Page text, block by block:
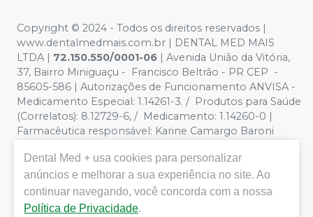
Copyright © 2024 - Todos os direitos reservados |
www.dentalmedmais.com.br | DENTAL MED MAIS
LTDA | 72.150.550/0001-06 | Avenida União da Vitória,
37, Bairro Miniguaçu - Francisco Beltrão - PR CEP -
85605-586 | Autorizações de Funcionamento ANVISA -
Medicamento Especial: 1.14261-3. / Produtos para Saúde
(Correlatos): 8.12729-6, / Medicamento: 1.14260-0 |
Farmacêutica responsável: Karine Camargo Baroni
Fotos meramente ilustrativas - Os preços e condições
da loja virtual estão sujeitos a alterações. Em caso de
divergência de preços no site, o valor válido é o do
Carrinho de Compra. Não vendemos por atacado, por
Dental Med + usa cookies para personalizar
anúncios e melhorar a sua experiência no site. Ao
continuar navegando, você concorda com a nossa
Política de Privacidade.